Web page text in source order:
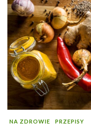
NA ZDROWIE PRZEPISY